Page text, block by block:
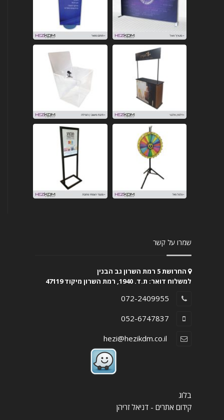
שמרו על קשר
החרושת 5 רמת השרון גב הבנין
למשלוח דואר: ת.ד. 1940, רמת השרון מיקוד 47119
072-2409955
052-6747837
בלוג
קידום אתרים - דניאל זריהן